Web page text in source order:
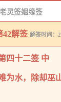
灵签姻缘签
42解签 解签时间：
四十二签 中
为水，除却巫